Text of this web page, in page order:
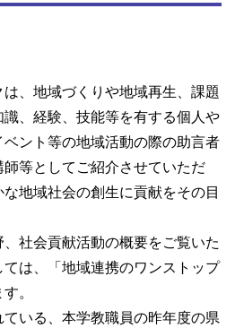
、地域づくりや地域再生、課題
、経験、技能等を有する個人や
ント等の地域活動の際の助言者
等としてご紹介させていただ
地域社会の創生に貢献をその目
社会貢献活動の概要をご覧いた
は、「地域連携のワンストップ
。
いる、本学教職員の昨年度の県